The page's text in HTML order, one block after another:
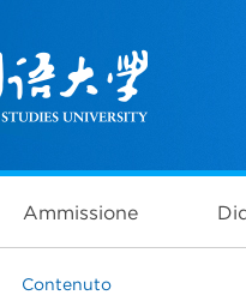
Ammissione
Contenuto